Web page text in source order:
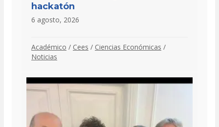
hackatón
6 agosto, 2026
Académico / Cees / Ciencias Económicas /
Noticias